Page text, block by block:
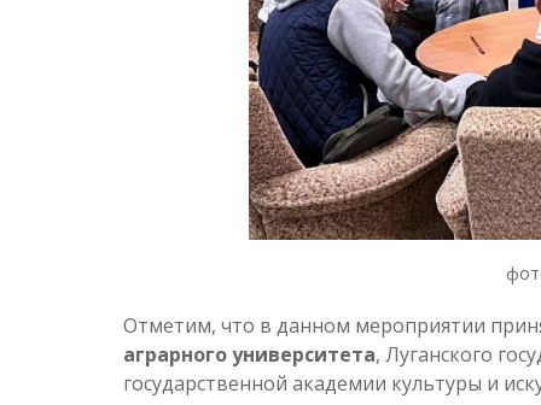
Отметим, что в данном мероприятии
аграрного университета, Луганского
государственной академии культуры и